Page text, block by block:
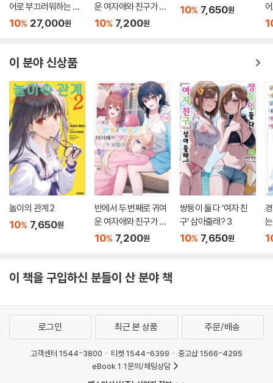
어로 부끄러워하는 옆
자리의 아랴 양 11 특별
10% 27,000원
운 여자애와 친구가 되
었다 7.5
10% 7,200원
10% 7,650원
이 분야 신상품
놀이의 관계 2
10% 7,650원
반에서 두 번째로 귀여
운 여자애와 친구가 되
었다 7.5
10% 7,200원
쌍둥이 둘 다 ‘여자 친
구’ 삼아줄래? 3
10% 7,650원
이 책을 구입하신 분들이 산 분야 책
로그인 최근 본 상품 주문/배송
고객센터 1544-3800 티켓 1544-6399
중고샵 1566-4295
eBook 1:1문의/채팅상담